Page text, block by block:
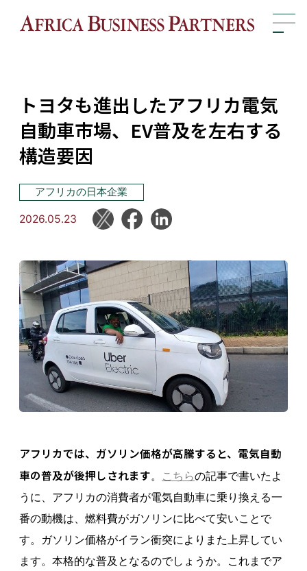
トヨタも進出したアフリカ電気
自動車市場、EV普及を左右する
構造要因
アフリカの日本企業
2026.05.23
アフリカでは、ガソリン価格が高騰すると、電気自動
車の普及が後押しされます。 こちらの記事で書いたよ
うに、アフリカの消費者が電気自動車に乗り換える一
番の動機は、燃料費がガソリンに比べて安いことで
す。ガソリン価格がイラン衝突によりまた上昇してい
ます。本格的な普及となるのでしょうか。これまでア